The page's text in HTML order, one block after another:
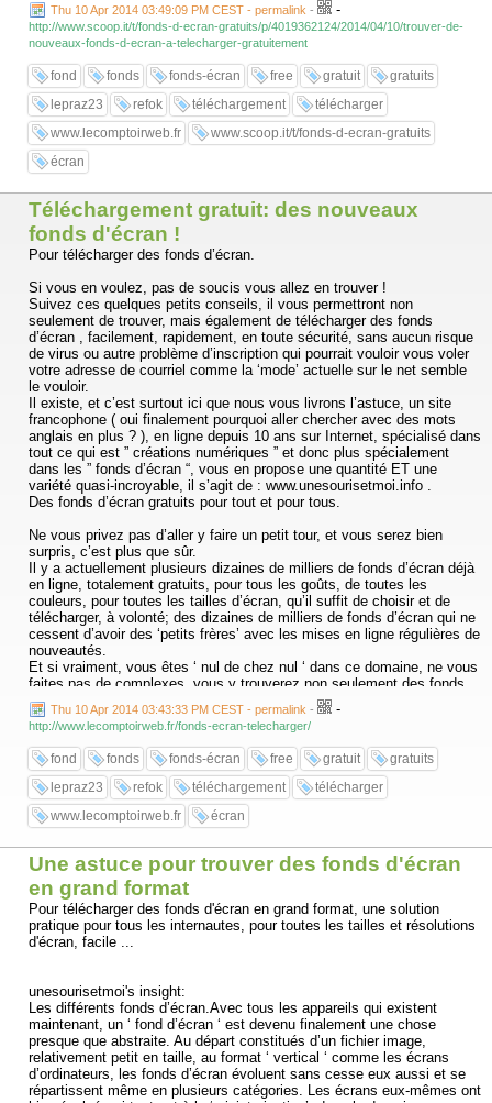
Thu 10 Apr 2014 03:49:09 PM CEST - permalink - -
http://www.scoop.it/t/fonds-d-ecran-gratuits/p/4019362124/2014/04/10/trouver-de-
nouveaux-fonds-d-ecran-a-telecharger-gratuitement
fond fonds fonds-écran free gratuit
gratuits
lepraz23
refok téléchargement
télécharger
www.lecomptoirweb.fr
www.scoop.it/t/fonds-d-ecran-gratuits
écran
Téléchargement gratuit: des nouveaux
fonds d'écran !
Pour télécharger des fonds d’écran.
Si vous en voulez, pas de soucis vous allez en trouver !
Suivez ces quelques petits conseils, il vous permettront non
seulement de trouver, mais également de télécharger des fonds
d’écran , facilement, rapidement, en toute sécurité, sans aucun risque
de virus ou autre problème d’inscription qui pourrait vouloir vous voler
votre adresse de courriel comme la ‘mode’ actuelle sur le net semble
le vouloir.
Il existe, et c’est surtout ici que nous vous livrons l’astuce, un site
francophone ( oui finalement pourquoi aller chercher avec des mots
anglais en plus ? ), en ligne depuis 10 ans sur Internet, spécialisé dans
tout ce qui est ” créations numériques ” et donc plus spécialement
dans les ” fonds d’écran “, vous en propose une quantité ET une
variété quasi-incroyable, il s’agit de : www.unesourisetmoi.info .
Des fonds d’écran gratuits pour tout et pour tous.
Ne vous privez pas d’aller y faire un petit tour, et vous serez bien
surpris, c’est plus que sûr.
Il y a actuellement plusieurs dizaines de milliers de fonds d’écran déjà
en ligne, totalement gratuits, pour tous les goûts, de toutes les
couleurs, pour toutes les tailles d’écran, qu’il suffit de choisir et de
télécharger, à volonté; des dizaines de milliers de fonds d’écran qui ne
cessent d’avoir des ‘petits frères’ avec les mises en ligne régulières de
nouveautés.
Et si vraiment, vous êtes ‘ nul de chez nul ‘ dans ce domaine, ne vous
faites pas de complexes, vous y trouverez non seulement des fonds
d’écran, mais également toutes les explications pour savoir et réussir
à les installer en quelques clics de souris fort simples sur votre
ordinateur personnel.
Thu 10 Apr 2014 03:43:33 PM CEST - permalink - -
http://www.lecomptoirweb.fr/fonds-ecran-telecharger/
fond fonds fonds-écran free gratuit
gratuits
lepraz23
refok téléchargement
télécharger
www.lecomptoirweb.fr
écran
Une astuce pour trouver des fonds d'écran
en grand format
Pour télécharger des fonds d'écran en grand format, une solution
pratique pour tous les internautes, pour toutes les tailles et résolutions
d'écran, facile ...
unesourisetmoi's insight:
Les différents fonds d’écran.Avec tous les appareils qui existent
maintenant, un ‘ fond d’écran ‘ est devenu finalement une chose
presque que abstraite. Au départ constitués d’un fichier image,
relativement petit en taille, au format ‘ vertical ‘ comme les écrans
d’ordinateurs, les fonds d’écran évoluent sans cesse eux aussi et se
répartissent même en plusieurs catégories. Les écrans eux-mêmes ont